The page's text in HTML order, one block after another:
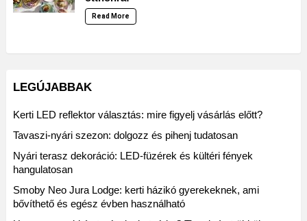
Read More
LEGÚJABBAK
Kerti LED reflektor választás: mire figyelj vásárlás előtt?
Tavaszi-nyári szezon: dolgozz és pihenj tudatosan
Nyári terasz dekoráció: LED-füzérek és kültéri fények
hangulatosan
Smoby Neo Jura Lodge: kerti házikó gyerekeknek, ami
bővíthető és egész évben használható